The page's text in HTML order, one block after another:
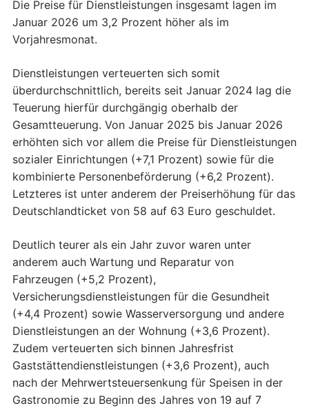
Die Preise für Dienstleistungen insgesamt lagen im
Januar 2026 um 3,2 Prozent höher als im
Vorjahresmonat.
Dienstleistungen verteuerten sich somit
überdurchschnittlich, bereits seit Januar 2024 lag die
Teuerung hierfür durchgängig oberhalb der
Gesamtteuerung. Von Januar 2025 bis Januar 2026
erhöhten sich vor allem die Preise für Dienstleistungen
sozialer Einrichtungen (+7,1 Prozent) sowie für die
kombinierte Personenbeförderung (+6,2 Prozent).
Letzteres ist unter anderem der Preiserhöhung für das
Deutschlandticket von 58 auf 63 Euro geschuldet.
Deutlich teurer als ein Jahr zuvor waren unter
anderem auch Wartung und Reparatur von
Fahrzeugen (+5,2 Prozent),
Versicherungsdienstleistungen für die Gesundheit
(+4,4 Prozent) sowie Wasserversorgung und andere
Dienstleistungen an der Wohnung (+3,6 Prozent).
Zudem verteuerten sich binnen Jahresfrist
Gaststättendienstleistungen (+3,6 Prozent), auch
nach der Mehrwertsteuersenkung für Speisen in der
Gastronomie zu Beginn des Jahres von 19 auf 7